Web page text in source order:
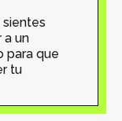
sientes
a un
para que
tu